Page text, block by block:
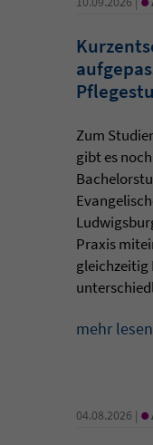
Zum
gibt es
Praxis
gleichzeitig
mehr lesen
04.08.2026 | •